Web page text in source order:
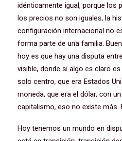
idénticamente igual, porque los
los precios no son iguales, la
configuración internacional no
forma parte de una familia.
hoy es que hay una disputa
visible, donde si algo es claro
solo centro, que era Estados
moneda, que era el dólar, con
capitalismo, eso no existe más.
Hoy tenemos un mundo en